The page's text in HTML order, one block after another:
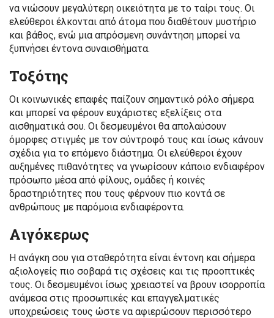
να νιώσουν μεγαλύτερη οικειότητα με το ταίρι τους. Οι
ελεύθεροι έλκονται από άτομα που διαθέτουν μυστήριο
και βάθος, ενώ μια απρόσμενη συνάντηση μπορεί να
ξυπνήσει έντονα συναισθήματα.
Τοξότης
Οι κοινωνικές επαφές παίζουν σημαντικό ρόλο σήμερα
και μπορεί να φέρουν ευχάριστες εξελίξεις στα
αισθηματικά σου. Οι δεσμευμένοι θα απολαύσουν
όμορφες στιγμές με τον σύντροφό τους και ίσως κάνουν
σχέδια για το επόμενο διάστημα. Οι ελεύθεροι έχουν
αυξημένες πιθανότητες να γνωρίσουν κάποιο ενδιαφέρον
πρόσωπο μέσα από φίλους, ομάδες ή κοινές
δραστηριότητες που τους φέρνουν πιο κοντά σε
ανθρώπους με παρόμοια ενδιαφέροντα.
Αιγόκερως
Η ανάγκη σου για σταθερότητα είναι έντονη και σήμερα
αξιολογείς πιο σοβαρά τις σχέσεις και τις προοπτικές
τους. Οι δεσμευμένοι ίσως χρειαστεί να βρουν ισορροπία
ανάμεσα στις προσωπικές και επαγγελματικές
υποχρεώσεις τους ώστε να αφιερώσουν περισσότερο